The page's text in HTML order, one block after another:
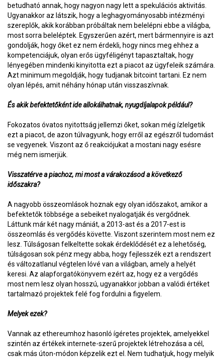
betudható annak, hogy nagyon nagy lett a spekulációs aktivitás.
Ugyanakkor az látszik, hogy a leghagyományosabb intézményi
szereplők, akik korábban próbáltak nem belelépni ebbe a világba,
most sorra beleléptek. Egyszerűen azért, mert bármennyire is azt
gondolják, hogy őket ez nem érdekli, hogy nincs meg ehhez a
kompetenciájuk, olyan erős ügyféligényt tapasztaltak, hogy
lényegében mindenki kinyitotta ezt a piacot az ügyfeleik számára.
Azt minimum megoldják, hogy tudjanak bitcoint tartani. Ez nem
olyan lépés, amit néhány hónap után visszaszívnak.
És akik befektetőként ide allokálhatnak, nyugdíjalapok például?
Fokozatos óvatos nyitottság jellemzi őket, sokan még ízlelgetik
ezt a piacot, de azon túlvagyunk, hogy erről az egészről tudomást
se vegyenek. Viszont az ő reakciójukat a mostani nagy esésre
még nem ismerjük.
Visszatérve a piachoz, mi most a várakozásod a következő
időszakra?
A nagyobb összeomlások hoznak egy olyan időszakot, amikor a
befektetők többsége a sebeiket nyalogatják és vergődnek.
Láttunk már két nagy mániát, a 2013-ast és a 2017-est is
összeomlás és vergődés követte. Viszont szerintem most nem ez
lesz. Túlságosan felkeltette sokak érdeklődését ez a lehetőség,
túlságosan sok pénz megy abba, hogy fejlesszék ezt a rendszert
és változatlanul végtelen lóvé van a világban, amely a helyét
keresi. Az alapforgatókönyvem ezért az, hogy ez a vergődés
most nem lesz olyan hosszú, ugyanakkor jobban a valódi értéket
tartalmazó projektek felé fog fordulni a figyelem.
Melyek ezek?
Vannak az ethereumhoz hasonló ígéretes projektek, amelyekkel
szintén az értékek internete-szerű projektek létrehozása a cél,
csak más úton-módon képzelik ezt el. Nem tudhatjuk, hogy melyik